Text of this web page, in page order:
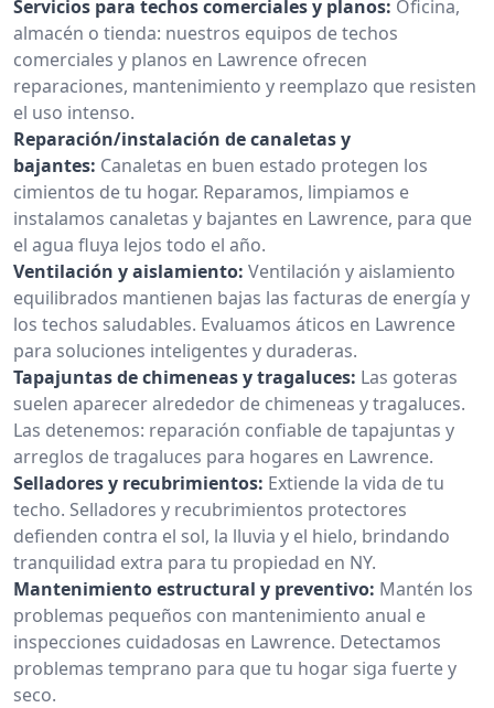
Servicios para techos comerciales y planos: Oficina,
almacén o tienda: nuestros equipos de techos
comerciales y planos en Lawrence ofrecen
reparaciones, mantenimiento y reemplazo que resisten
el uso intenso.
Reparación/instalación de canaletas y
bajantes: Canaletas en buen estado protegen los
cimientos de tu hogar. Reparamos, limpiamos e
instalamos canaletas y bajantes en Lawrence, para que
el agua fluya lejos todo el año.
Ventilación y aislamiento: Ventilación y aislamiento
equilibrados mantienen bajas las facturas de energía y
los techos saludables. Evaluamos áticos en Lawrence
para soluciones inteligentes y duraderas.
Tapajuntas de chimeneas y tragaluces: Las goteras
suelen aparecer alrededor de chimeneas y tragaluces.
Las detenemos: reparación confiable de tapajuntas y
arreglos de tragaluces para hogares en Lawrence.
Selladores y recubrimientos: Extiende la vida de tu
techo. Selladores y recubrimientos protectores
defienden contra el sol, la lluvia y el hielo, brindando
tranquilidad extra para tu propiedad en NY.
Mantenimiento estructural y preventivo: Mantén los
problemas pequeños con mantenimiento anual e
inspecciones cuidadosas en Lawrence. Detectamos
problemas temprano para que tu hogar siga fuerte y
seco.